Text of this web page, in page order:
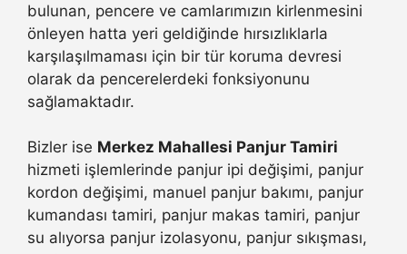
bulunan, pencere ve camlarımızın kirlenmesini
önleyen hatta yeri geldiğinde hırsızlıklarla
karşılaşılmaması için bir tür koruma devresi
olarak da pencerelerdeki fonksiyonunu
sağlamaktadır.
Bizler ise Merkez Mahallesi Panjur Tamiri
hizmeti işlemlerinde panjur ipi değişimi, panjur
kordon değişimi, manuel panjur bakımı, panjur
kumandası tamiri, panjur makas tamiri, panjur
su alıyorsa panjur izolasyonu, panjur sıkışması,